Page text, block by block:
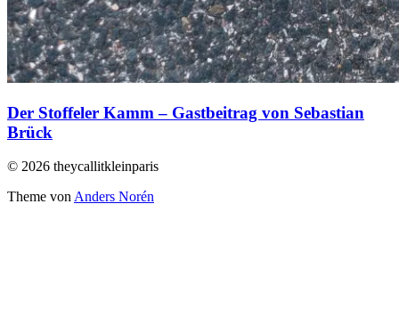
Der Stoffeler Kamm – Gastbeitrag von Sebastian
Brück
© 2026 theycallitkleinparis
Theme vonAnders Norén